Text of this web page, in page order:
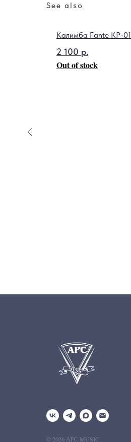
See also
Калимба Fante KP-01
2 100 р.
Out of stock
© 2026 АРС MUSIC